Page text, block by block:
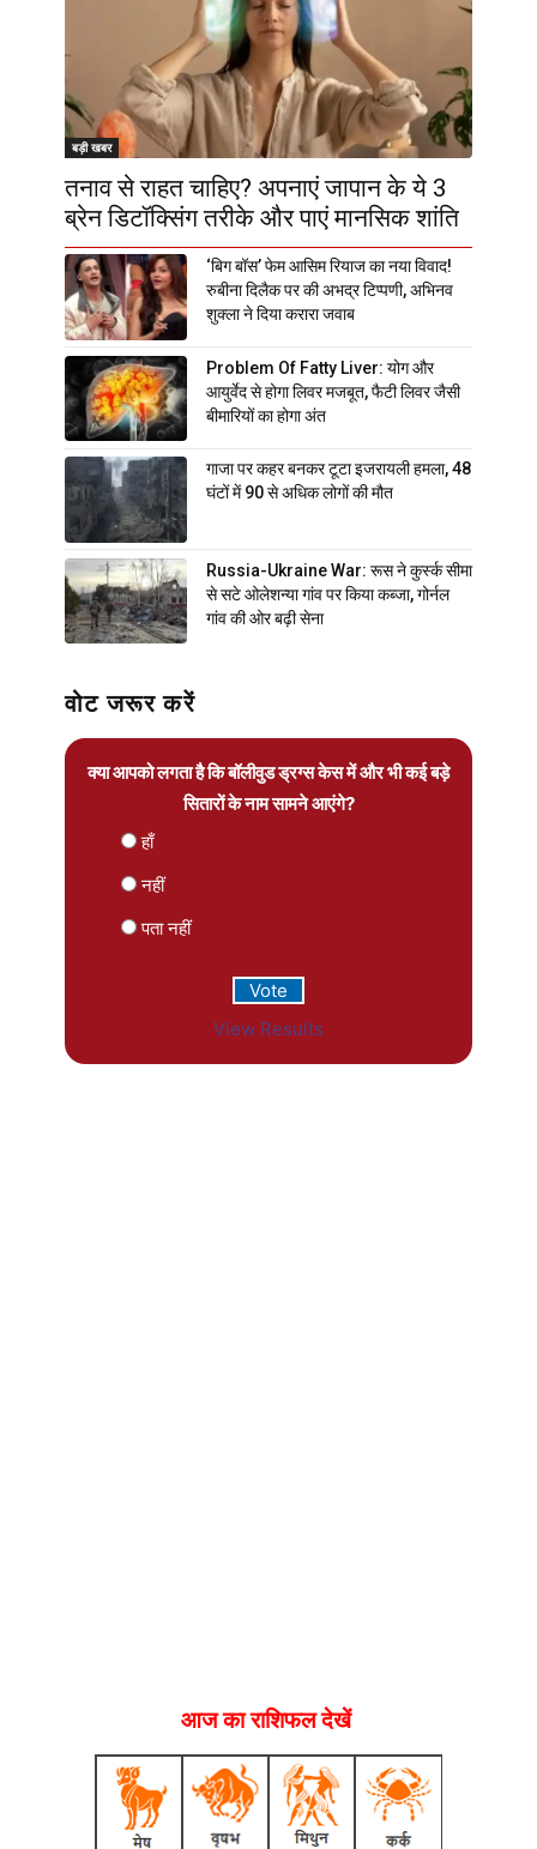
बड़ी खबर
तनाव से राहत चाहिए? अपनाएं जापान के ये 3
ब्रेन डिटॉक्सिंग तरीके और पाएं मानसिक शांति
‘बिग बॉस’ फेम आसिम रियाज का नया विवाद!
रुबीना दिलैक पर की अभद्र टिप्पणी, अभिनव
शुक्ला ने दिया करारा जवाब
Problem Of Fatty Liver: योग और
आयुर्वेद से होगा लिवर मजबूत, फैटी लिवर जैसी
बीमारियों का होगा अंत
गाजा पर कहर बनकर टूटा इजरायली हमला, 48
घंटों में 90 से अधिक लोगों की मौत
Russia-Ukraine War: रूस ने कुर्स्क सीमा
से सटे ओलेशन्या गांव पर किया कब्जा, गोर्नल
गांव की ओर बढ़ी सेना
वोट जरूर करें
क्या आपको लगता है कि बॉलीवुड ड्रग्स केस में और भी कई बड़े
सितारों के नाम सामने आएंगे?
हाँ
नहीं
पता नहीं
View Results
आज का राशिफल देखें